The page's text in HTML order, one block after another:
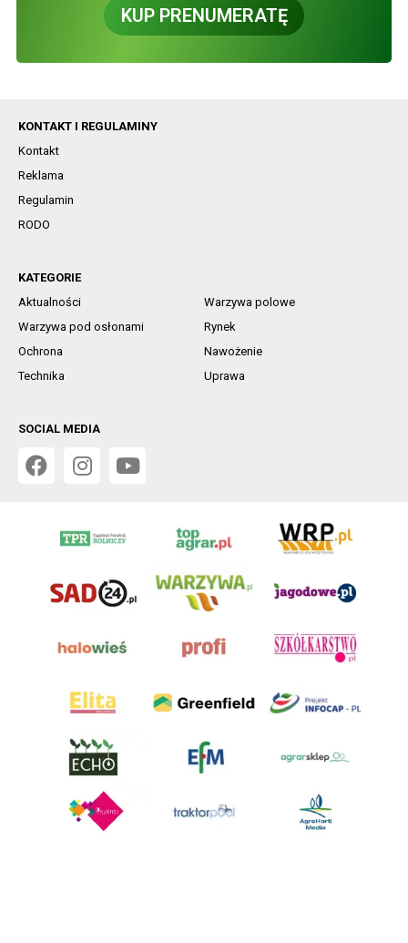
KUP PRENUMERATĘ
KONTAKT I REGULAMINY
Kontakt
Reklama
Regulamin
RODO
KATEGORIE
Aktualności
Warzywa polowe
Warzywa pod osłonami
Rynek
Ochrona
Nawożenie
Technika
Uprawa
SOCIAL MEDIA